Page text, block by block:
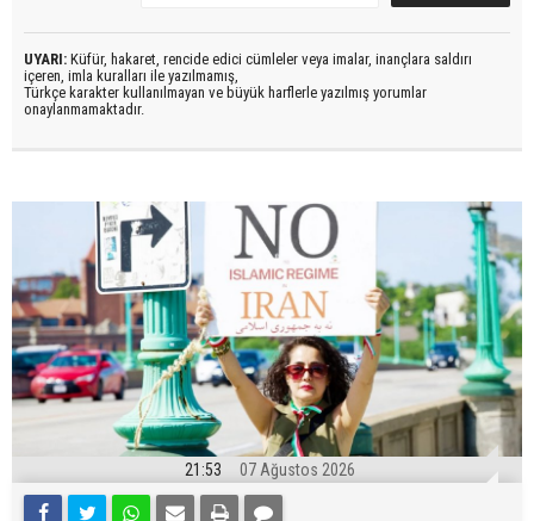
UYARI: Küfür, hakaret, rencide edici cümleler veya imalar, inançlara saldırı
içeren, imla kuralları ile yazılmamış,
Türkçe karakter kullanılmayan ve büyük harflerle yazılmış yorumlar
onaylanmamaktadır.
21:53 07 Ağustos 2026